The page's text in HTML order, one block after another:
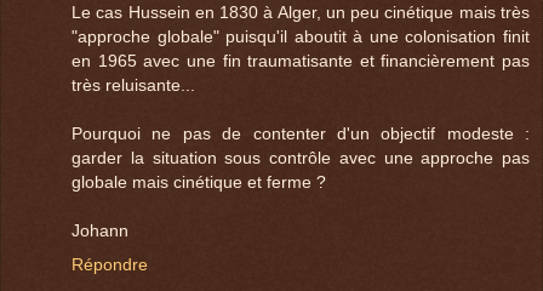
Le cas Hussein en 1830 à Alger, un peu cinétique mais très
"approche globale" puisqu'il aboutit à une colonisation finit
en 1965 avec une fin traumatisante et financièrement pas
très reluisante...
Pourquoi ne pas de contenter d'un objectif modeste :
garder la situation sous contrôle avec une approche pas
globale mais cinétique et ferme ?
Johann
Répondre